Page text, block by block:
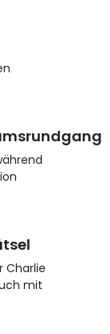
Charlie
mit